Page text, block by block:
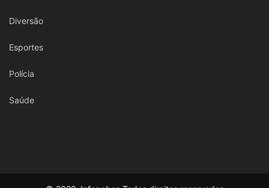
Diversão
Esportes
Polícia
Saúde